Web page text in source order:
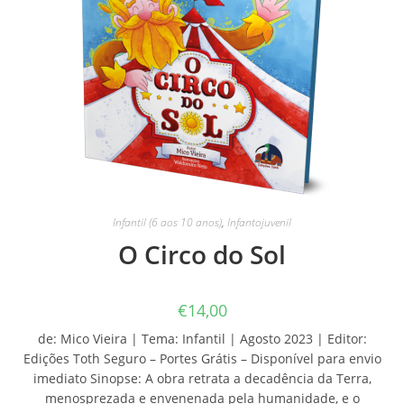
Infantil (6 aos 10 anos), Infantojuvenil
O Circo do Sol
€14,00
de: Mico Vieira | Tema: Infantil | Agosto 2023 | Editor:
Edições Toth Seguro – Portes Grátis – Disponível para envio
imediato Sinopse: A obra retrata a decadência da Terra,
menosprezada e envenenada pela humanidade, e o